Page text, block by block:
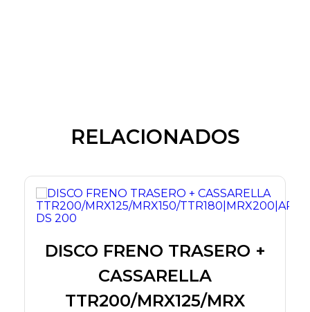
RELACIONADOS
DISCO FRENO TRASERO +
CASSARELLA
TTR200/MRX125/MRX